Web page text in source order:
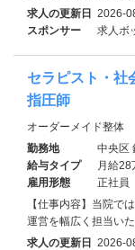
求人の更新日 2026-
スポンサー
求人ボ
セラピスト・社
指圧師
オーダーメイド整体
勤務地
中央区
給与タイプ
月給28
雇用形態
正社員
【仕事内容】当院で
運営を幅広く担当い
求人の更新日 2026-